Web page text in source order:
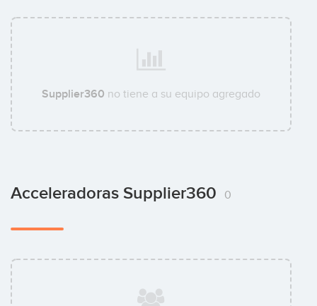
Supplier360 no tiene a su equipo agregado
Acceleradoras Supplier360 0